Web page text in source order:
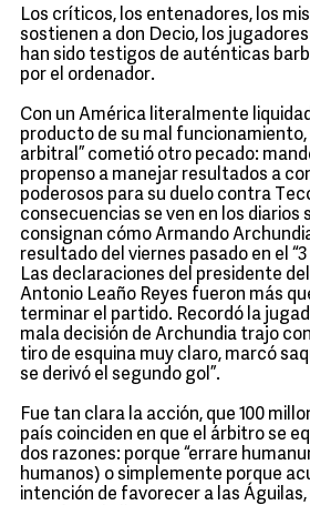
Los críticos, los entenadores, los
sostienen a don Decio, los
han sido testigos de auténticas
por el ordenador.
Con un América literalmente
producto de su mal funcionamiento,
arbitral” cometió otro pecado:
propenso a manejar resultados a
poderosos para su duelo contra
consecuencias se ven en los diarios
consignan cómo Armando
resultado del viernes pasado en el “3
Las declaraciones del presidente
Antonio Leaño Reyes fueron más
terminar el partido. Recordó la
mala decisión de Archundia trajo
tiro de esquina muy claro, marcó
se derivó el segundo gol”.
Fue tan clara la acción, que 100
país coinciden en que el árbitro se
dos razones: porque “errare
humanos) o simplemente porque
intención de favorecer a las